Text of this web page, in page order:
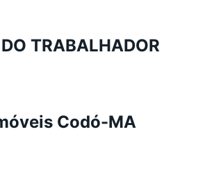
TRABALHADOR
Codó-MA